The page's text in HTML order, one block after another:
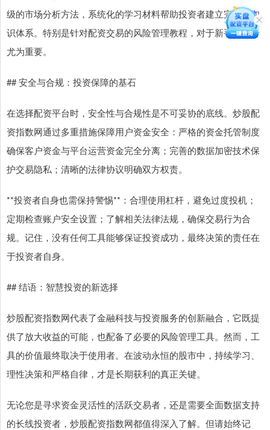
级的市场分析方法，系统化的学习材料帮助投资者建立完整的知
识体系。特别是针对配资交易的风险管理教程，对于新手投资者
尤为重要。
## 安全与合规：投资保障的基石
在选择配资平台时，安全性与合规性是不可妥协的底线。炒股配
资指数网通过多重措施保障用户资金安全：严格的资金托管制度
确保客户资金与平台运营资金完全分离；完善的数据加密技术保
护交易隐私；清晰的法律协议明确双方权责。
**投资者自身也需保持警惕**：合理使用杠杆，避免过度投机；
定期检查账户安全设置；了解相关法律法规，确保交易行为合
规。记住，没有任何工具能够保证投资成功，最终决策的责任在
于投资者自身。
## 结语：智慧投资的新选择
炒股配资指数网代表了金融科技与投资服务的创新融合，它既提
供了放大收益的可能，也配备了必要的风险管理工具。然而，工
具的价值最终取决于使用者。在波动永恒的股市中，持续学习、
理性决策和严格自律，才是长期获利的真正关键。
无论您是寻求资金灵活性的活跃交易者，还是需要全面数据支持
的长线投资者，炒股配资指数网都值得深入了解。但请始终记